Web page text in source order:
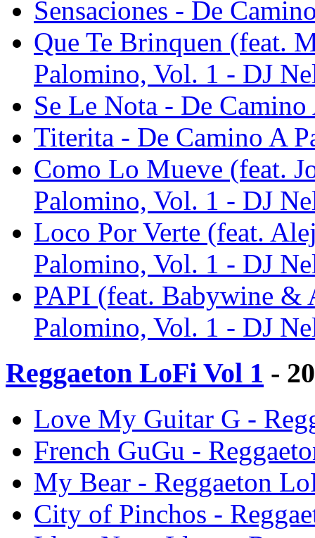
Sensaciones - De
Que Te Brinquen (feat.
Palomino, Vol. 1 - DJ
Se Le Nota - De
Titerita - De Camino A
Como Lo Mueve (feat.
Palomino, Vol. 1 - DJ
Loco Por Verte (feat.
Palomino, Vol. 1 - DJ
PAPI (feat. Babywine &
Palomino, Vol. 1 - DJ
Reggaeton LoFi Vol 1 -
Love My Guitar G -
French GuGu -
My Bear - Reggaeton
City of Pinchos -